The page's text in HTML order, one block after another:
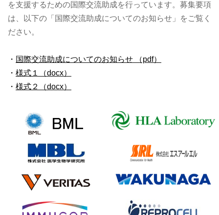
を支援するための国際交流助成を行っています。募集要項
は、以下の「国際交流助成についてのお知らせ」をご覧く
ださい。
・ 国際交流助成についてのお知らせ （pdf）
・ 様式１（docx）
・ 様式２（docx）